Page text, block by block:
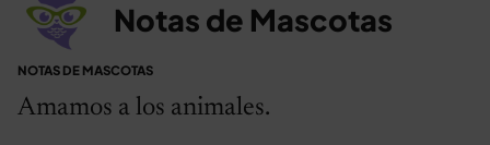
Notas de Mascotas
NOTAS DE MASCOTAS
Amamos a los animales.